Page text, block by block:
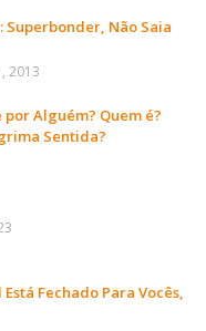
Superbonder, Não Saia
2013
por Alguém? Quem é?
Sentida?
Fechado Para Vocês,